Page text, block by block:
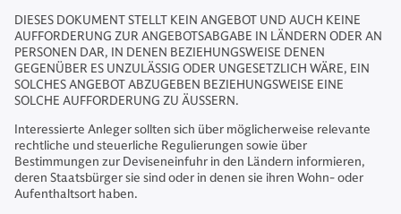
DIESES DOKUMENT STELLT KEIN ANGEBOT UND AUCH KEINE
AUFFORDERUNG ZUR ANGEBOTSABGABE IN LÄNDERN ODER AN
PERSONEN DAR, IN DENEN BEZIEHUNGSWEISE DENEN
GEGENÜBER ES UNZULÄSSIG ODER UNGESETZLICH WÄRE, EIN
SOLCHES ANGEBOT ABZUGEBEN BEZIEHUNGSWEISE EINE
SOLCHE AUFFORDERUNG ZU ÄUSSERN.
Interessierte Anleger sollten sich über möglicherweise relevante
rechtliche und steuerliche Regulierungen sowie über
Bestimmungen zur Deviseneinfuhr in den Ländern informieren,
deren Staatsbürger sie sind oder in denen sie ihren Wohn- oder
Aufenthaltsort haben.